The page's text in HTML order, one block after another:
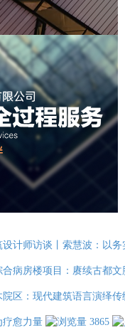
计师访谈丨索慧波：以
病房楼项目：赓续古都
区：现代建筑语言演绎传
疗愈力量 3865